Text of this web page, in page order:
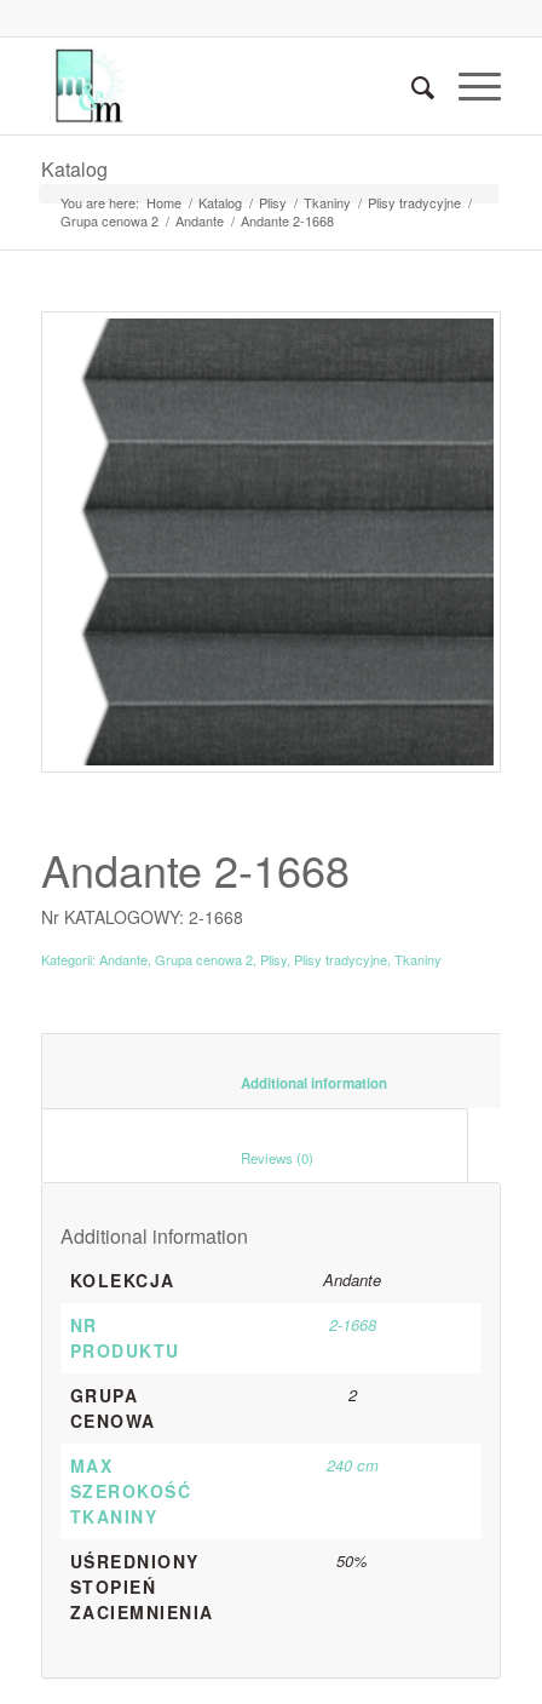
Katalog
You are here: Home / Katalog / Plisy / Tkaniny / Plisy tradycyjne /
Grupa cenowa 2 / Andante / Andante 2-1668
Andante 2-1668
Nr KATALOGOWY: 2-1668
Kategorii: Andante, Grupa cenowa 2, Plisy, Plisy tradycyjne, Tkaniny
						Additional information
Additional information
KOLEKCJA Andante
NR
PRODUKTU
2-1668
GRUPA
CENOWA
2
MAX
SZEROKOŚĆ
TKANINY
240 cm
UŚREDNIONY
STOPIEŃ
ZACIEMNIENIA
50%